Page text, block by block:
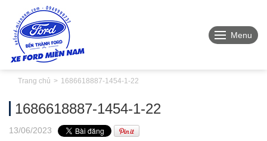
Menu
Trang chủ 1686618887-1454-1-22
1686618887-1454-1-22
13/06/2023